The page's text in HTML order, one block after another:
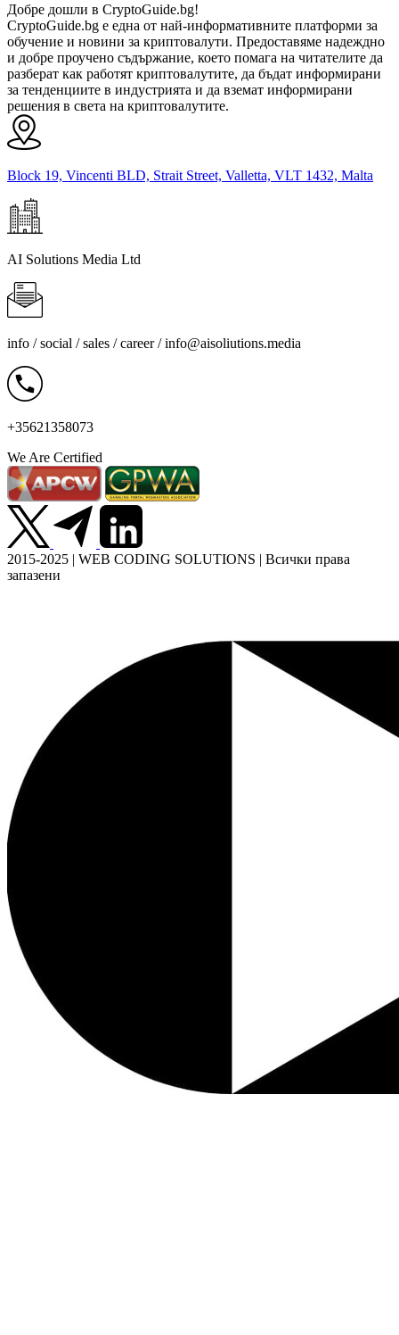
Добре дошли в CryptoGuide.bg!
CryptoGuide.bg е една от най-информативните платформи за
обучение и новини за криптовалути. Предоставяме надеждно
и добре проучено съдържание, което помага на читателите да
разберат как работят криптовалутите, да бъдат информирани
за тенденциите в индустрията и да вземат информирани
решения в света на криптовалутите.
Block 19, Vincenti BLD, Strait Street, Valletta, VLT 1432, Malta
AI Solutions Media Ltd
info / social / sales / career /info@aisoliutions.media
+35621358073
We Are Certified
2015-2025 | WEB CODING SOLUTIONS | Всички права
запазени